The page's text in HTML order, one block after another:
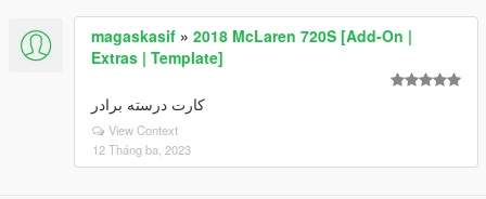
magaskasif » 2018 McLaren 720S [Add-On |
Extras | Template]
کارت درسته برادر
View Context
12 Tháng ba, 2023